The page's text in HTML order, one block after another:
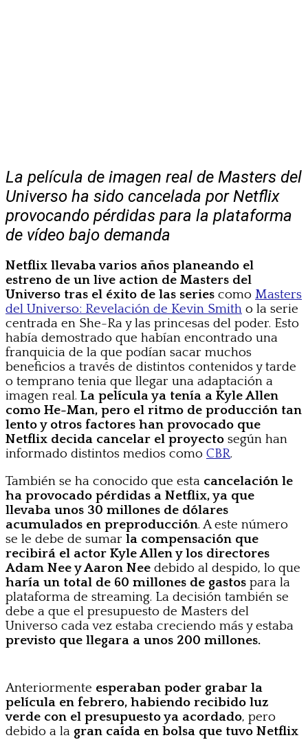
La película de imagen real de Masters del
Universo ha sido cancelada por Netflix
provocando pérdidas para la plataforma
de vídeo bajo demanda
Netflix llevaba varios años planeando el
estreno de un live action de Masters del
Universo tras el éxito de las series como Masters
del Universo: Revelación de Kevin Smith o la serie
centrada en She-Ra y las princesas del poder. Esto
había demostrado que habían encontrado una
franquicia de la que podían sacar muchos
beneficios a través de distintos contenidos y tarde
o temprano tenia que llegar una adaptación a
imagen real. La película ya tenía a Kyle Allen
como He-Man, pero el ritmo de producción tan
lento y otros factores han provocado que
Netflix decida cancelar el proyecto según han
informado distintos medios como CBR.
También se ha conocido que esta cancelación le
ha provocado pérdidas a Netflix, ya que
llevaba unos 30 millones de dólares
acumulados en preproducción. A este número
se le debe de sumar la compensación que
recibirá el actor Kyle Allen y los directores
Adam Nee y Aaron Nee debido al despido, lo que
haría un total de 60 millones de gastos para la
plataforma de streaming. La decisión también se
debe a que el presupuesto de Masters del
Universo cada vez estaba creciendo más y estaba
previsto que llegara a unos 200 millones.
Anteriormente esperaban poder grabar la
película en febrero, habiendo recibido luz
verde con el presupuesto ya acordado, pero
debido a la gran caída en bolsa que tuvo Netflix